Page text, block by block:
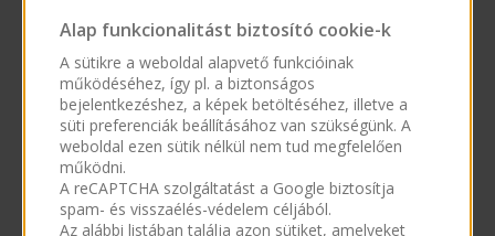
Alap funkcionalitást biztosító cookie-k
A sütikre a weboldal alapvető funkcióinak
működéséhez, így pl. a biztonságos
bejelentkezéshez, a képek betöltéséhez, illetve a
süti preferenciák beállításához van szükségünk. A
weboldal ezen sütik nélkül nem tud megfelelően
működni.
A reCAPTCHA szolgáltatást a Google biztosítja
spam- és visszaélés-védelem céljából.
Az alábbi listában találja azon sütiket, amelyeket